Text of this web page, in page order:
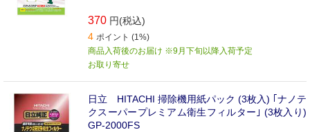
370 円(税込)
4 ポイント (1%)
商品入荷後のお届け ※9月下旬以降入荷予定
お取り寄せ
日立 HITACHI 掃除機用紙パック (3枚入) ｢ナノテ
クスーパープレミアム衛生フィルター｣ (3枚入り)
GP-2000FS